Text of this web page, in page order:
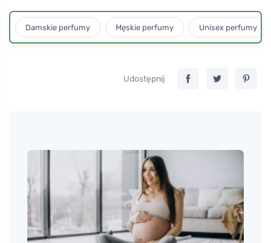
Damskie perfumy Męskie perfumy Unisex perfumy
Udostępnij